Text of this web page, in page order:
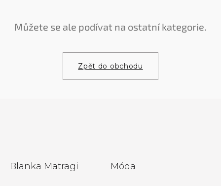
Můžete se ale podívat na ostatní kategorie.
Zpět do obchodu
Blanka Matragi Móda